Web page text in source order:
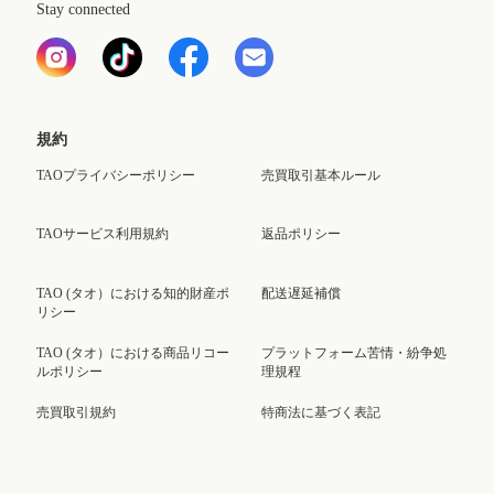
Stay connected
規約
TAOプライバシーポリシー
TAOサービス利用規約
TAO (タオ）における知的財産ポ
リシー
TAO (タオ）における商品リコー
ルポリシー
売買取引規約
売買取引基本ルール
返品ポリシー
配送遅延補償
プラットフォーム苦情・紛争処
理規程
特商法に基づく表記